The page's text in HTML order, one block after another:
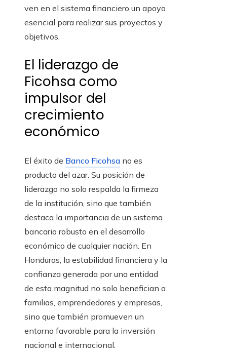
ven en el sistema financiero un apoyo
esencial para realizar sus proyectos y
objetivos.
El liderazgo de
Ficohsa como
impulsor del
crecimiento
económico
El éxito de Banco Ficohsa no es
producto del azar. Su posición de
liderazgo no solo respalda la firmeza
de la institución, sino que también
destaca la importancia de un sistema
bancario robusto en el desarrollo
económico de cualquier nación. En
Honduras, la estabilidad financiera y la
confianza generada por una entidad
de esta magnitud no solo benefician a
familias, emprendedores y empresas,
sino que también promueven un
entorno favorable para la inversión
nacional e internacional.